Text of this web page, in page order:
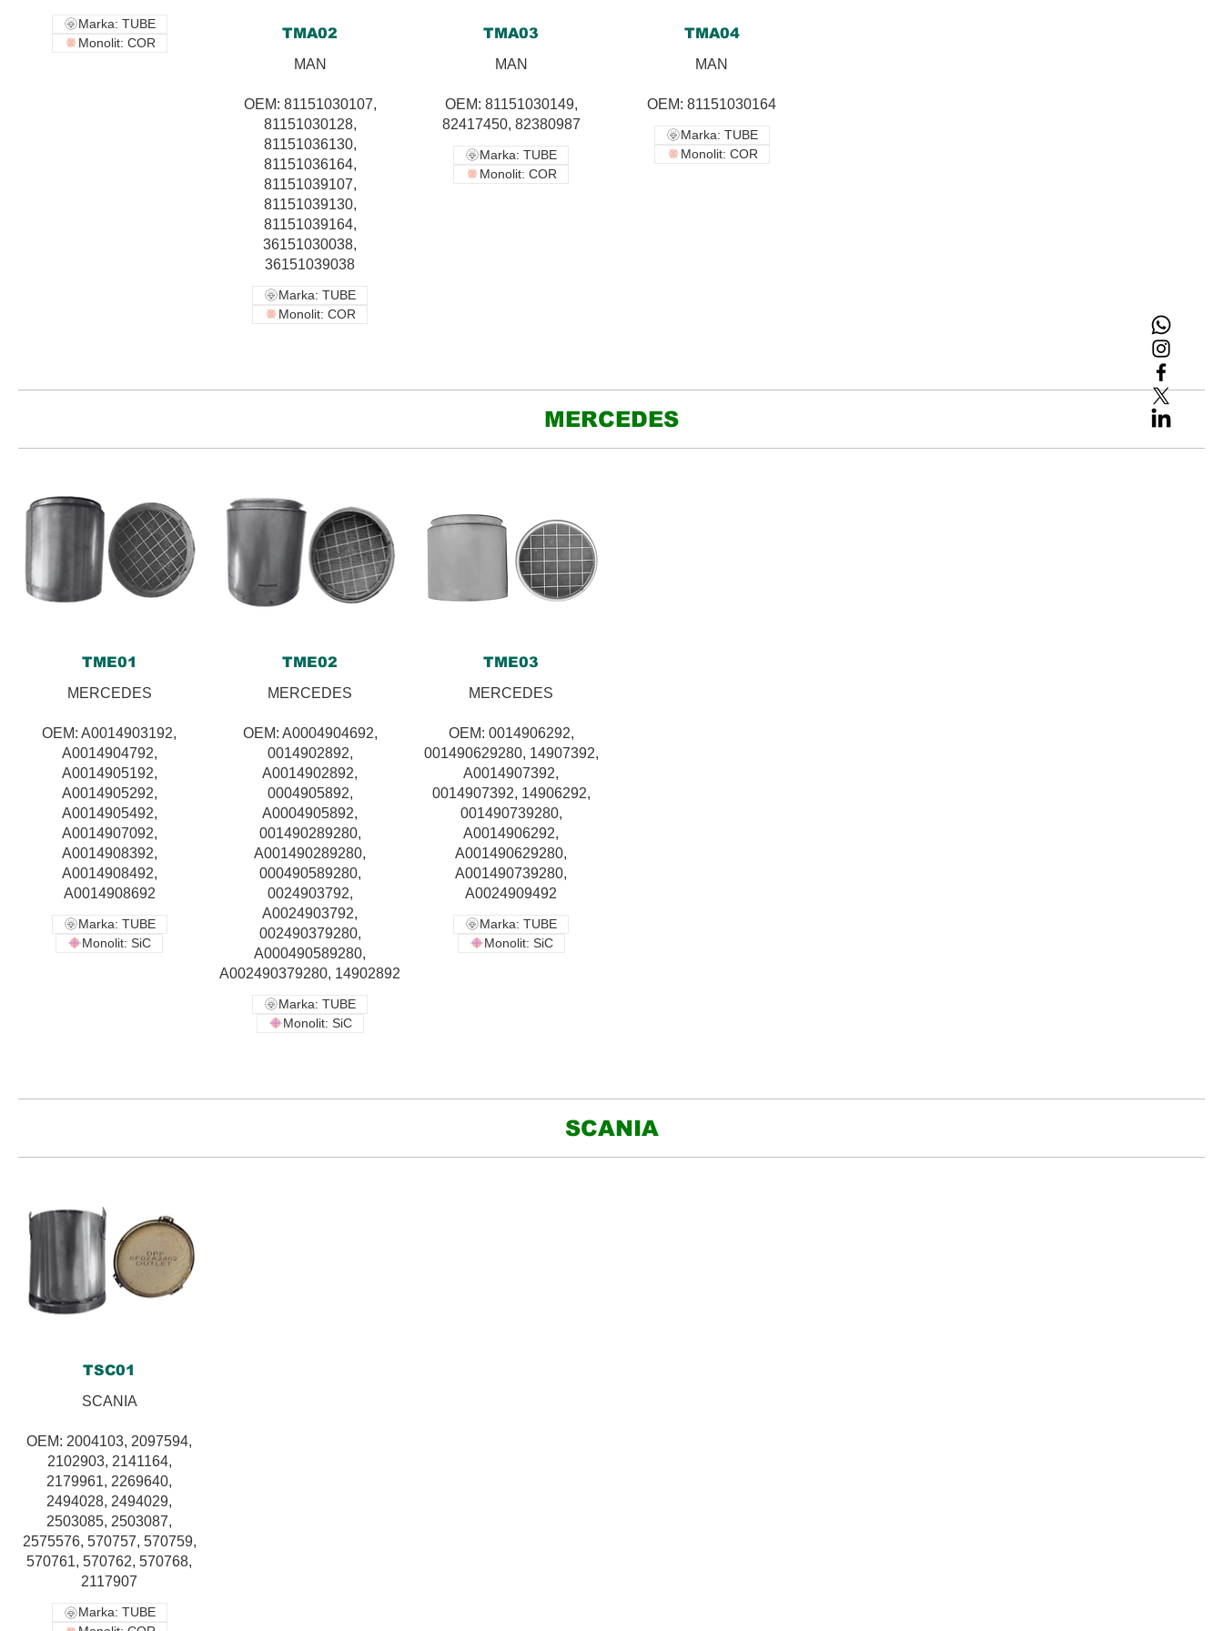
Marka: TUBE
Monolit: COR
TMA02
MAN
OEM: 81151030107,
81151030128,
81151036130,
81151036164,
81151039107,
81151039130,
81151039164,
36151030038,
36151039038
Marka: TUBE
Monolit: COR
TMA03
MAN
OEM: 81151030149,
82417450, 82380987
Marka: TUBE
Monolit: COR
TMA04
MAN
OEM: 81151030164
Marka: TUBE
Monolit: COR
MERCEDES
TME01
MERCEDES
OEM: A0014903192,
A0014904792,
A0014905192,
A0014905292,
A0014905492,
A0014907092,
A0014908392,
A0014908492,
A0014908692
Marka: TUBE
Monolit: SiC
TME02
MERCEDES
OEM: A0004904692,
0014902892,
A0014902892,
0004905892,
A0004905892,
001490289280,
A001490289280,
000490589280,
0024903792,
A0024903792,
002490379280,
A000490589280,
A002490379280, 14902892
Marka: TUBE
Monolit: SiC
TME03
MERCEDES
OEM: 0014906292,
001490629280, 14907392,
A0014907392,
0014907392, 14906292,
001490739280,
A0014906292,
A001490629280,
A001490739280,
A0024909492
Marka: TUBE
Monolit: SiC
SCANIA
TSC01
SCANIA
OEM: 2004103, 2097594,
2102903, 2141164,
2179961, 2269640,
2494028, 2494029,
2503085, 2503087,
2575576, 570757, 570759,
570761, 570762, 570768,
2117907
Marka: TUBE